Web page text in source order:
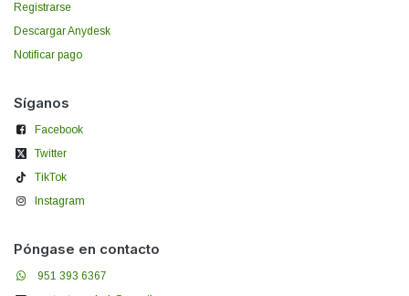
Registrarse
Descargar Anydesk
Notificar pago
Síganos
Facebook
Twitter
TikTok
Instagram
Póngase en contacto
951 393 6367